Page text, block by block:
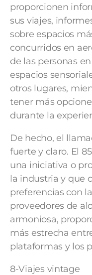
proporcionen
sus viajes,
sobre espacios
concurridos en
de las personas
espacios
otros lugares,
tener más
durante la
De hecho, el
fuerte y claro. El
una iniciativa o
la industria y que
preferencias con
proveedores de
armoniosa,
más estrecha
plataformas y los
8-Viajes vintage